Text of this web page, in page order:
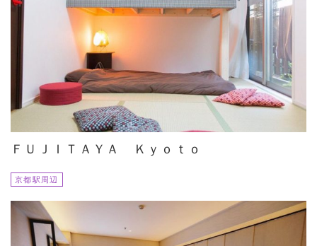
ＦＵＪＩＴＡＹＡ Ｋｙｏｔｏ
京都駅周辺